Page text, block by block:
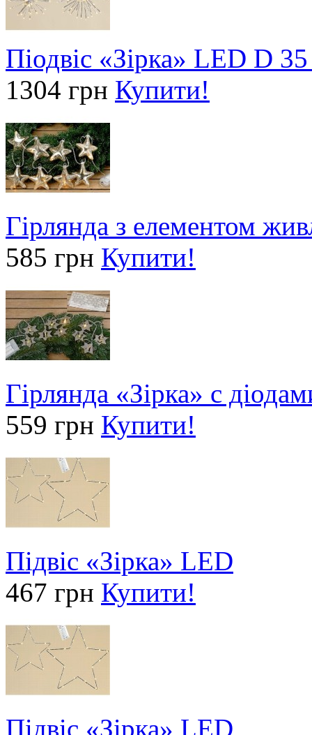
Піодвіс «Зірка» LED D
1304 грн Купити!
Гірлянда з елементом
585 грн Купити!
Гірлянда «Зірка» с
559 грн Купити!
Підвіс «Зірка» LED
467 грн Купити!
Підвіс «Зірка» LED